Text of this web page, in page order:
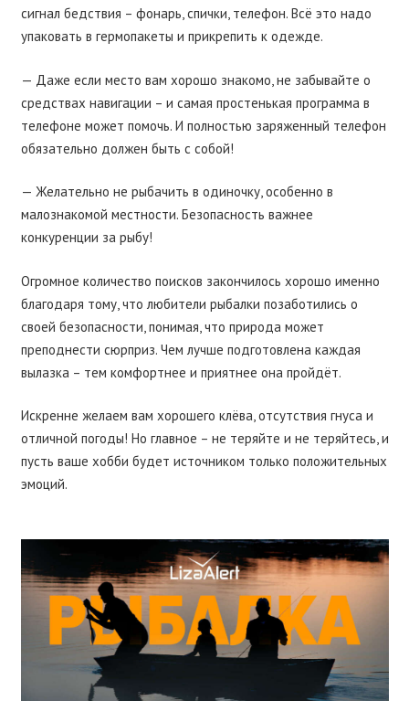
сигнал бедствия – фонарь, спички, телефон. Всё это надо
упаковать в гермопакеты и прикрепить к одежде.
— Даже если место вам хорошо знакомо, не забывайте о
средствах навигации – и самая простенькая программа в
телефоне может помочь. И полностью заряженный телефон
обязательно должен быть с собой!
— Желательно не рыбачить в одиночку, особенно в
малознакомой местности. Безопасность важнее
конкуренции за рыбу!
Огромное количество поисков закончилось хорошо именно
благодаря тому, что любители рыбалки позаботились о
своей безопасности, понимая, что природа может
преподнести сюрприз. Чем лучше подготовлена каждая
вылазка – тем комфортнее и приятнее она пройдёт.
Искренне желаем вам хорошего клёва, отсутствия гнуса и
отличной погоды! Но главное – не теряйте и не теряйтесь, и
пусть ваше хобби будет источником только положительных
эмоций.